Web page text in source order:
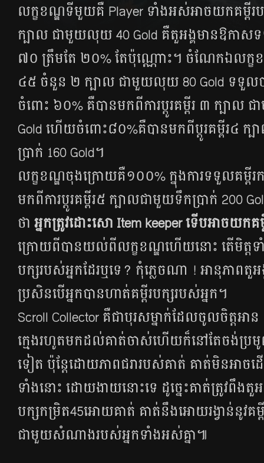
លក្ខខណ្ឌ​ទី​មួយ​គឺ Player ទាំងអស់​អាច​យក​គម្ពី
ក្បាល ជាមួយ​លុយ 40 Gold គឺ​តួអង្គ​មានឱកាស​
៧០ ​ត្រឹម​តែ ២០% តែ​ប៉ុណ្ណោះ។ ចំណែក​ឯ​លក្ខខ
៤៥ ចំនួន​ ២ ក្បាល ជាមួយ​លុយ 80 Gold ទទួល​
ចំពោះ ៦០% គឺ​បាន​មក​ពី​ការ​ប្ដូរ​​គម្ពីរ​ ៣ ក្បា
Gold ហើយចំពោះ៨០%គឺបានមកពី​ប្ដូរ​គម្ពីរ​៤ ក្
ប្រាក់ 160 Gold។
លក្ខខណ្ឌ​ចុង​ក្រោយ​គឺ​១០០%​ ក្នុង​ការ​ទទួល​គម្ពី
មក​ពី​ការ​ប្ដូរ​គម្ពីរ​៥ ក្បាល​ជាមួយ​ទឹក​ប្រាក់ 200
ថា​ អ្នក​ត្រូវ​ដោះ​សោ Item keeper ទើប​អាច​យក​គម្
ក្រោយ​ពី​បាន​យល់​ពី​លក្ខខណ្ឌ​ហើយ​នោះ តើ​មិត្ត​ទាំ
បក្ស​របស់​អ្នក​ដែរ​ឬទេ? កុំ​ភ្លេច​ណា ! អានុភាព​តួអ
ប្រសិន​បើ​អ្នក​បាន​ហាត់​គម្ពីរ​បក្ស​របស់​អ្នក។
Scroll Collector គឺ​ជា​បុរស​ម្នាក់​ដែល​ចូលចិត្ត​អាន
ក្មេង​រហូត​មក​ដល់​គាត់​ចាស់​ហើយ​ក៏​​នៅ​តែ​ចង់​ប្រមូ
ទៀត ប៉ុន្តែ​ដោយ​ភាព​ជរា​របស់​គាត់ គាត់​មិន​អាច​ដ
ទាំងនោះ ​ដោយ​ងាយ​នោះ​ទេ ដូច្នេះ​គាត់​ត្រូវ​ពឹង​តួ
បក្ស​កម្រិត45អោយ​គាត់ គាត់​នឹង​អោយ​រង្វាន់​នូវ​គម្
ជាមួយ​សំណាង​របស់​អ្នក​ទាំងអស់​គ្នា៕